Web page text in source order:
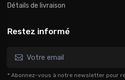
Détails de livraison
Restez informé
* Abonnez-vous à notre newsletter pour